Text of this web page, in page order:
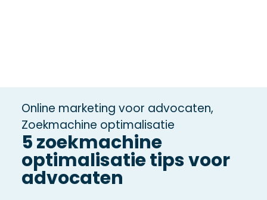
Online marketing voor advocaten,
Zoekmachine optimalisatie
5 zoekmachine
optimalisatie tips voor
advocaten